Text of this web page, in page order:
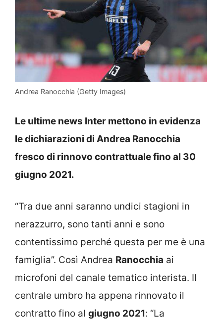
Andrea Ranocchia (Getty Images)
Le ultime news Inter mettono in evidenza
le dichiarazioni di Andrea Ranocchia
fresco di rinnovo contrattuale fino al 30
giugno 2021.
“Tra due anni saranno undici stagioni in
nerazzurro, sono tanti anni e sono
contentissimo perché questa per me è una
famiglia”. Così Andrea Ranocchia ai
microfoni del canale tematico interista. Il
centrale umbro ha appena rinnovato il
contratto fino al giugno 2021: “La